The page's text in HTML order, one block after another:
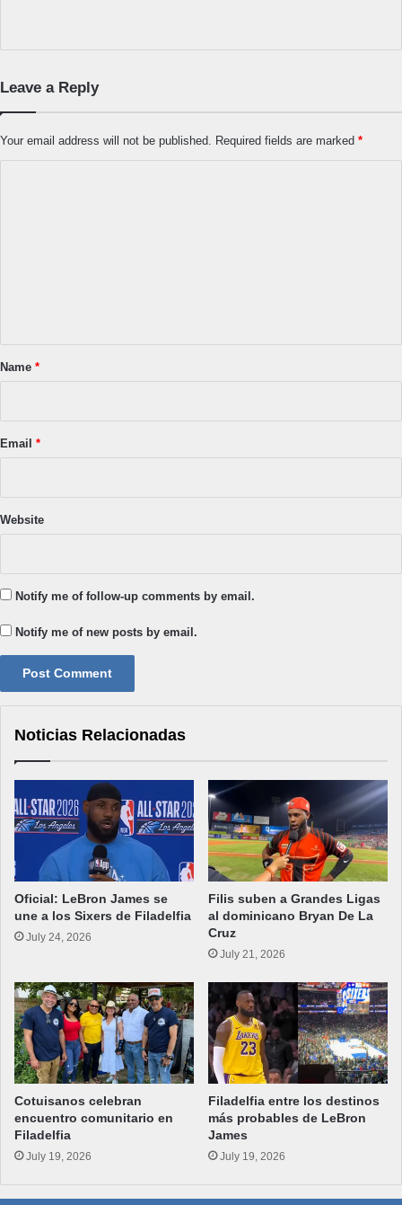
Leave a Reply
Your email address will not be published. Required fields are marked *
*Name *
Email *
Website
Notify me of follow-up comments by email.
Notify me of new posts by email.
Noticias Relacionadas
Oficial: LeBron James se
une a los Sixers de Filadelfia
July 24, 2026
Filis suben a Grandes Ligas
al dominicano Bryan De La
Cruz
July 21, 2026
Cotuisanos celebran
encuentro comunitario en
Filadelfia
July 19, 2026
Filadelfia entre los destinos
más probables de LeBron
James
July 19, 2026